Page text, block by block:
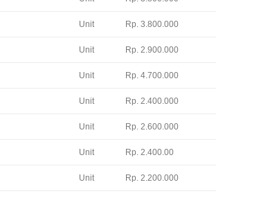
Unit Rp. 3.800.000
Unit Rp. 2.900.000
Unit Rp. 4.700.000
Unit Rp. 2.400.000
Unit Rp. 2.600.000
Unit Rp. 2.400.00
Unit Rp. 2.200.000